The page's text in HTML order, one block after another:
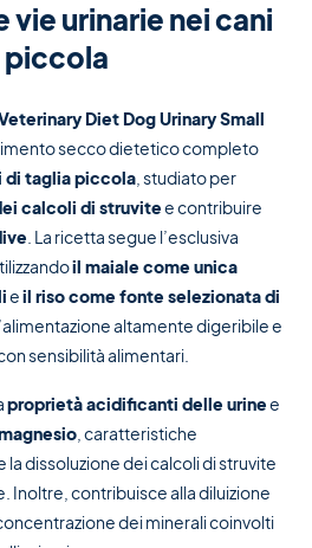
urinarie nei cani
piccola
Diet Dog Urinary Small
secco dietetico completo
di taglia piccola , studiato per
calcoli di struvitee contribuire
. La ricetta segue l’esclusiva
il maiale come unica
eil riso come fonte selezionata di
altamente digeribile e
sensibilità alimentari.
proprietà acidificanti delle urinee
, caratteristiche
dissoluzione dei calcoli di struvite
Inoltre, contribuisce alla diluizione
dei minerali coinvolti